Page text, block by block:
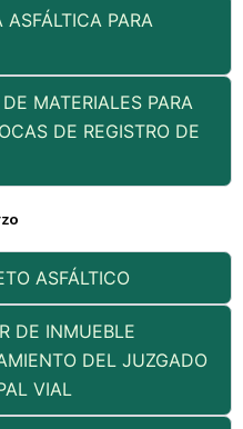
PARA
MATERIALES PARA
DE REGISTRO DE
ASFÁLTICO
DE INMUEBLE
DEL JUZGADO
VIAL